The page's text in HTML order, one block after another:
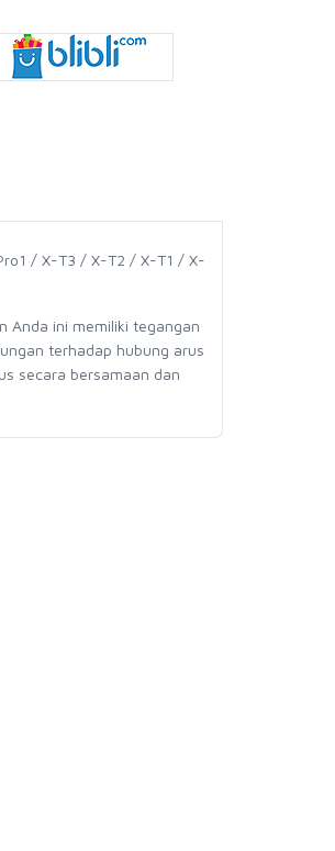
/ X-T3 / X-T2 / X-T1 / X-
Anda ini memiliki tegangan
terhadap hubung arus
secara bersamaan dan